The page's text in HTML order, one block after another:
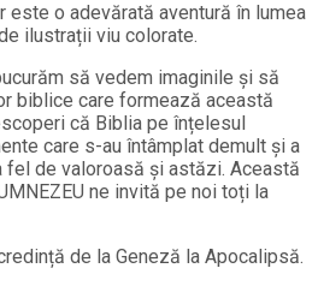
este o adevărată aventură în lumea
ilustrații viu colorate.
să vedem imaginile și să
biblice care formează această
că Biblia pe înțelesul
care s-au întâmplat demult și a
de valoroasă și astăzi. Această
ne invită pe noi toți la
de la Geneză la Apocalipsă.